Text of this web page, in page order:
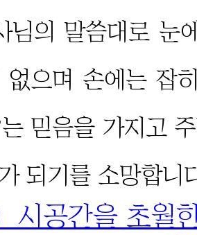
님의 말씀대로 눈
없으며 손에는 잡
믿음을 가지고
되기를 소망합니
공간을 초월